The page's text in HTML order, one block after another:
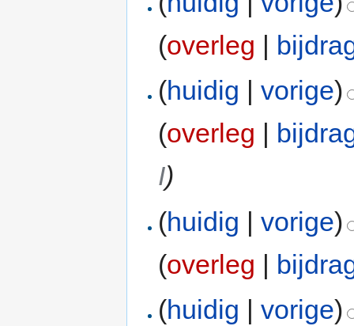
(overleg |
(huidig |vorige)
(overleg |
I)
(huidig |vorige)
(overleg |
(huidig |vorige)